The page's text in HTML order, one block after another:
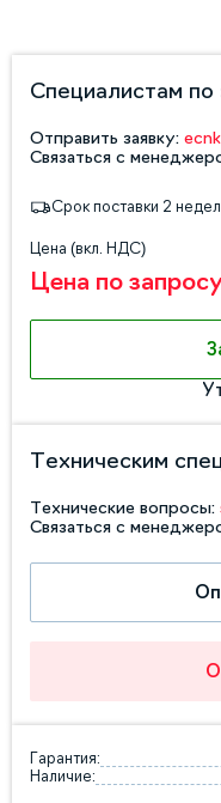
Специалистам по
Отправить заявку:
Связаться с
Срок поставки 2
Цена (вкл. НДС)
Цена по запросу
Техническим
Технические вопросы:
Связаться с
Гарантия:
Наличие: